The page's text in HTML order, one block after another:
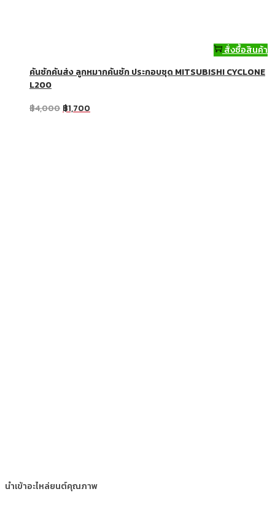
สั่งซื้อสินค้า
คันชักคันส่ง ลูกหมากคันชัก ประกอบชุด MITSUBISHI CYCLONE
L200
฿4,000 ฿1,700
นำเข้าอะไหล่ยนต์คุณภาพ